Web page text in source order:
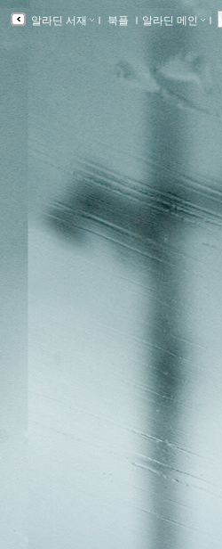
알라딘 서재 ｌ 북플 ｌ 알라딘 메인 ｌ